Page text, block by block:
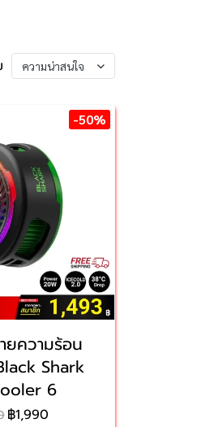
ความน่าสนใจ
-50%
ยความร้อน
Shark
6
฿1,990